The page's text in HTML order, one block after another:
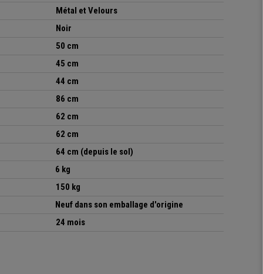
Métal et Velours
Noir
50 cm
45 cm
44 cm
86 cm
62 cm
62 cm
64 cm (depuis le sol)
6 kg
150 kg
Neuf dans son emballage d'origine
24 mois